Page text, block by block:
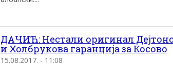
ДАЧИЋ: Нестали оригинал
и Холбрукова гаранција за Косово
15.08.2017. - 11:08